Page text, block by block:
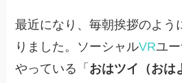
最近になり、毎朝挨拶のよう
りました。ソーシャルVRユ
やっている「 おはツイ（おは